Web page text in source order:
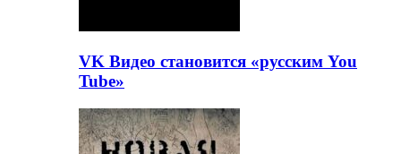
VK Видео становится «русским You
Tube»